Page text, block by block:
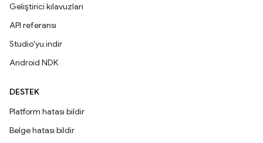
Geliştirici kılavuzları
API referansı
Studio'yu indir
Android NDK
DESTEK
Platform hatası bildir
Belge hatası bildir